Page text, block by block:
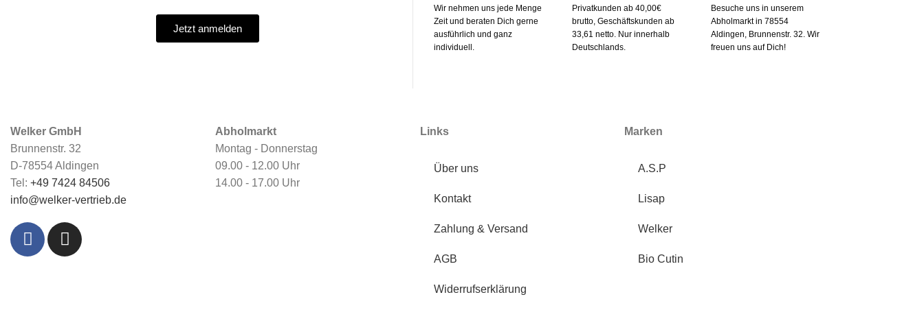
Jetzt anmelden
Wir nehmen uns jede Menge
Zeit und beraten Dich gerne
ausführlich und ganz
individuell.
Privatkunden ab 40,00€
brutto, Geschäftskunden ab
33,61 netto. Nur innerhalb
Deutschlands.
Besuche uns in unserem
Abholmarkt in 78554
Aldingen, Brunnenstr. 32. Wir
freuen uns auf Dich!
Welker GmbH
Brunnenstr. 32
D-78554 Aldingen
Tel: +49 7424 84506
info@welker-vertrieb.de
Abholmarkt
Montag - Donnerstag
09.00 - 12.00 Uhr
14.00 - 17.00 Uhr
Links
Über uns
Kontakt
Zahlung & Versand
AGB
Widerrufserklärung
Marken
A.S.P
Lisap
Welker
Bio Cutin